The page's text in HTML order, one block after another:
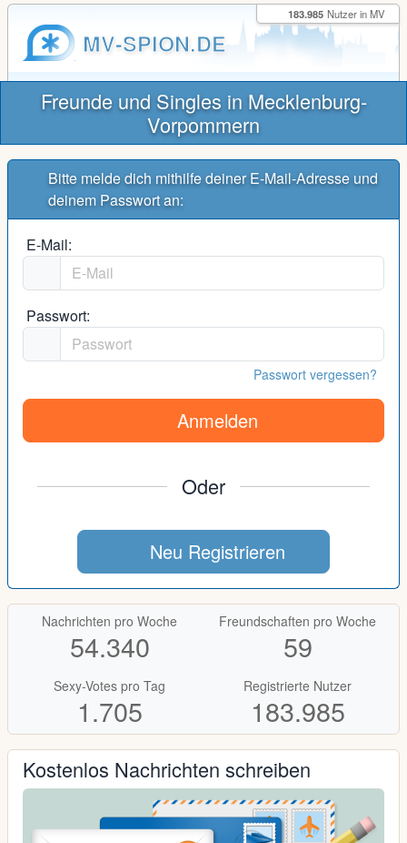
MV-SPION.DE
183.985 Nutzer in MV
Freunde und Singles in Mecklenburg-
Vorpommern
Bitte melde dich mithilfe deiner E-Mail-Adresse und
deinem Passwort an:
E-Mail:
Passwort:
Passwort vergessen?
Anmelden
Oder
Neu Registrieren
Nachrichten pro Woche
54.340
Freundschaften pro Woche
59
Sexy-Votes pro Tag
1.705
Registrierte Nutzer
183.985
Kostenlos Nachrichten schreiben